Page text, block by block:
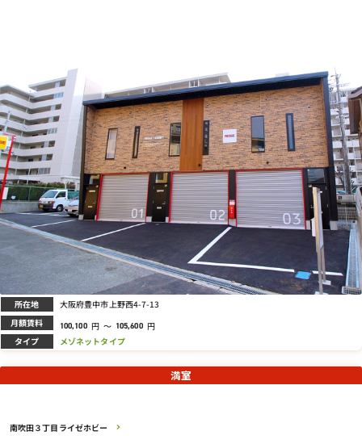
所在地 大阪府豊中市上野西4-7-13
月額賃料 100,100 円 ～ 105,600 円
タイプ メゾネットタイプ
南吹田３丁目ライゼホビー
満室